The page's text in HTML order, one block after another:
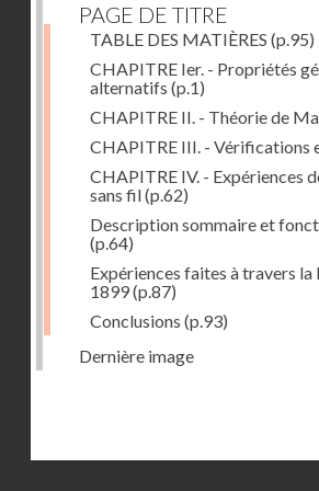
PAGE DE TITRE
TABLE DES MATIÈRES (p.95)
CHAPITRE Ier. - Propriétés
alternatifs (p.1)
CHAPITRE II. - Théorie de
CHAPITRE III. - Vérifications
CHAPITRE IV. - Expériences
sans fil(p.62)
Description sommaire et
(p.64)
Expériences faites à travers
1899(p.87)
Conclusions (p.93)
Dernière image